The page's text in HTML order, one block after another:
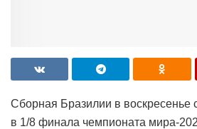
Сборная Бразилии в воскресенье
в 1/8 финала чемпионата мира-